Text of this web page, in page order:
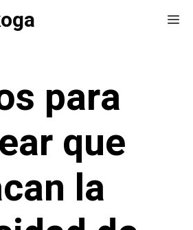
para
que
la